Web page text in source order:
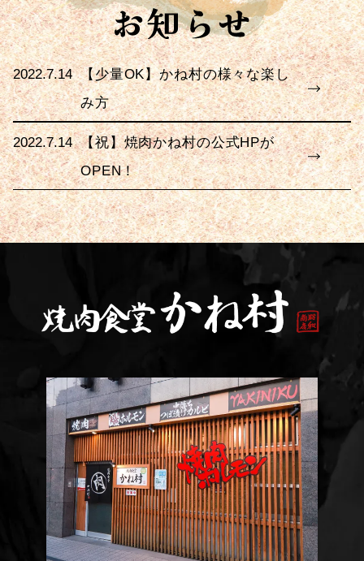
2022.7.14 【少量OK】かね村の様々な楽し
み方
2022.7.14 【祝】焼肉かね村の公式HPが
OPEN！